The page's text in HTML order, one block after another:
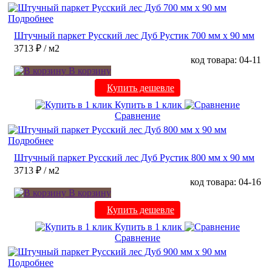
Подробнее
Штучный паркет Русский лес Дуб Рустик 700 мм х 90 мм
3713 ₽ / м2
код товара: 04-11
В корзину
Купить дешевле
Купить в 1 клик
Сравнение
Подробнее
Штучный паркет Русский лес Дуб Рустик 800 мм х 90 мм
3713 ₽ / м2
код товара: 04-16
В корзину
Купить дешевле
Купить в 1 клик
Сравнение
Подробнее